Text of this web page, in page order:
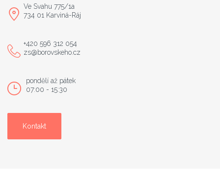
Ve Svahu 775/1a
734 01 Karviná-Ráj
+420 596 312 054
zs@borovskeho.cz
pondělí až pátek
07:00 - 15:30
Kontakt